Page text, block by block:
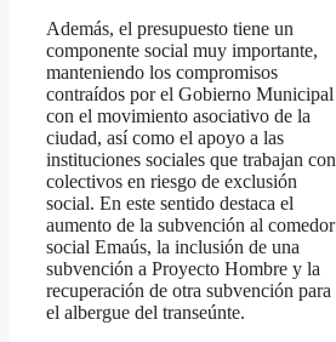
Además, el presupuesto tiene un
componente social muy importante,
manteniendo los compromisos
contraídos por el Gobierno Municipal
con el movimiento asociativo de la
ciudad, así como el apoyo a las
instituciones sociales que trabajan con
colectivos en riesgo de exclusión
social. En este sentido destaca el
aumento de la subvención al comedor
social Emaús, la inclusión de una
subvención a Proyecto Hombre y la
recuperación de otra subvención para
el albergue del transeúnte.